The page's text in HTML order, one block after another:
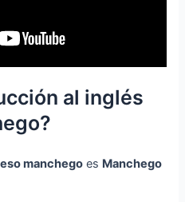
al inglés
manchego es Manchego